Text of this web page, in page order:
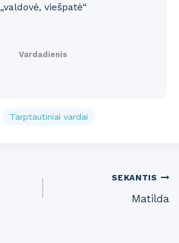
„valdovė, viešpatė“
Vardadienis
Tarptautiniai vardai
SEKANTIS
Matilda